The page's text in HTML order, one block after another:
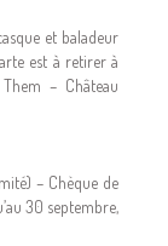
et baladeur
est à retirer à
– Château
– Chèque de
30 septembre,